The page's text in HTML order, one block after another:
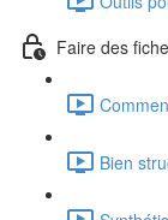
Faire des
Bien